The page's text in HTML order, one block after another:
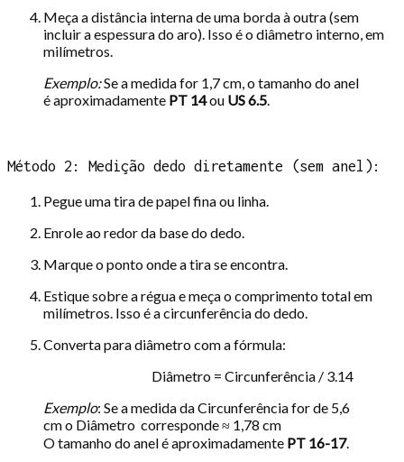
Meça a distância interna de uma borda à outra (sem
incluir a espessura do aro). Isso é o diâmetro interno, em
milímetros.
Exemplo:Se a medida for 1,7 cm, o tamanho do anel
é aproximadamente PT 14ou US 6.5.
Método 2: Medição dedo diretamente (sem anel):
Pegue uma tira de papel fina ou linha.
Enrole ao redor da base do dedo.
Marque o ponto onde a tira se encontra.
Estique sobre a régua e meça o comprimento total em
milímetros. Isso é a circunferência do dedo.
Converta para diâmetro com a fórmula:
Diâmetro = Circunferência / 3.14
Exemplo: Se a medida da Circunferência for de 5,6
cm o Diâmetro corresponde ≈ 1,78 cm
O tamanho do anel é aproximadamente PT 16-17.